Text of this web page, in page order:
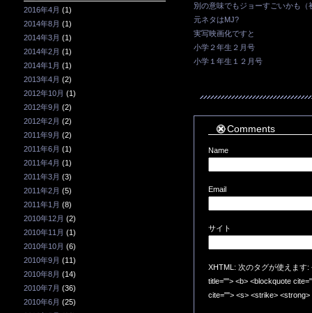
2016年4月 (1)
2014年8月 (1)
2014年3月 (1)
2014年2月 (1)
2014年1月 (1)
2013年4月 (2)
2012年10月 (1)
2012年9月 (2)
2012年2月 (2)
2011年9月 (2)
2011年6月 (1)
2011年4月 (1)
2011年3月 (3)
2011年2月 (5)
2011年1月 (8)
2010年12月 (2)
2010年11月 (1)
2010年10月 (6)
2010年9月 (11)
2010年8月 (14)
2010年7月 (36)
2010年6月 (25)
別の意味でもジョーすごいかも（
元ネタはMJ?
実写映画化ですと
小学２年生２月号
小学１年生１２月号
Comments
Name
Email
サイト
XHTML: 次のタグが使えます:
title=""> <b> <blockquote
cite=""> <s> <strike> <strong>